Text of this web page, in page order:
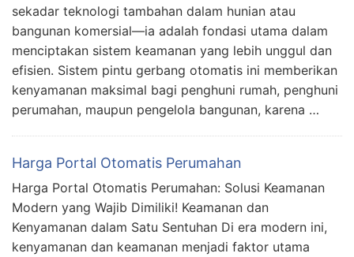
sekadar teknologi tambahan dalam hunian atau
bangunan komersial—ia adalah fondasi utama dalam
menciptakan sistem keamanan yang lebih unggul dan
efisien. Sistem pintu gerbang otomatis ini memberikan
kenyamanan maksimal bagi penghuni rumah, penghuni
perumahan, maupun pengelola bangunan, karena …
Harga Portal Otomatis Perumahan
Harga Portal Otomatis Perumahan: Solusi Keamanan
Modern yang Wajib Dimiliki! Keamanan dan
Kenyamanan dalam Satu Sentuhan Di era modern ini,
kenyamanan dan keamanan menjadi faktor utama